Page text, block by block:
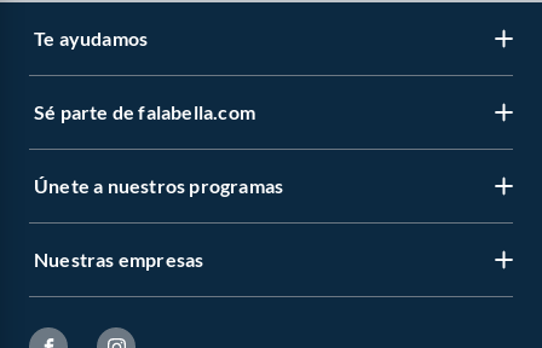
Te ayudamos
Sé parte de falabella.com
Únete a nuestros programas
Nuestras empresas